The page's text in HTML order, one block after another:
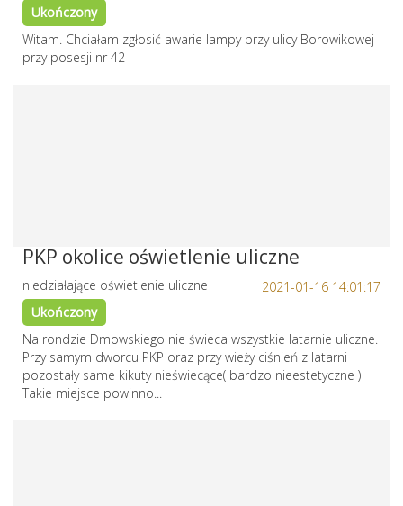
Ukończony
Witam. Chciałam zgłosić awarie lampy przy ulicy Borowikowej
przy posesji nr 42
PKP okolice oświetlenie uliczne
2021-01-16 14:01:17
niedziałające oświetlenie uliczne
Ukończony
Na rondzie Dmowskiego nie świeca wszystkie latarnie uliczne.
Przy samym dworcu PKP oraz przy wieży ciśnień z latarni
pozostały same kikuty nieświecące( bardzo nieestetyczne )
Takie miejsce powinno...